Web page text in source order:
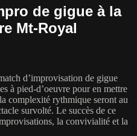
de gigue à la
Mt-Royal
d’improvisation de gigue
à pied-d’oeuvre pour en mettre
complexité rythmique seront au
survolté. Le succès de ce
la convivialité et la